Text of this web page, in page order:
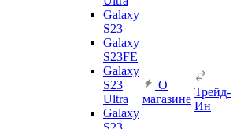
Galaxy
S23
Galaxy
S23FE
Galaxy
S23
Ultra
Galaxy
О
магазине
Трейд-
Ин